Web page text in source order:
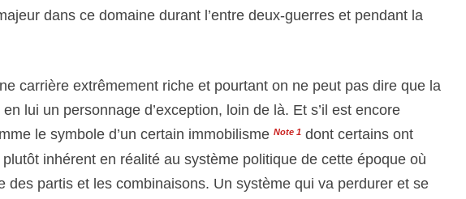
dans ce domaine durant l’entre deux-guerres et pendant la
carrière extrêmement riche et pourtant on ne peut pas dire que la
lui un personnage d’exception, loin de là. Et s’il est encore
le symbole d’un certain immobilisme Note 1 dont certains ont
plutôt inhérent en réalité au système politique de cette époque où
des partis et les combinaisons. Un système qui va perdurer et se